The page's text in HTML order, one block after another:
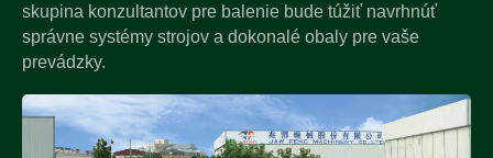
skupina konzultantov pre balenie bude túžiť navrhnúť
správne systémy strojov a dokonalé obaly pre vaše
prevádzky.